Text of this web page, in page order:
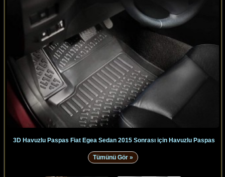
3D Havuzlu Paspas Fiat Egea Sedan 2015 Sonrası için Havuzlu Paspas
Tümünü Gör »